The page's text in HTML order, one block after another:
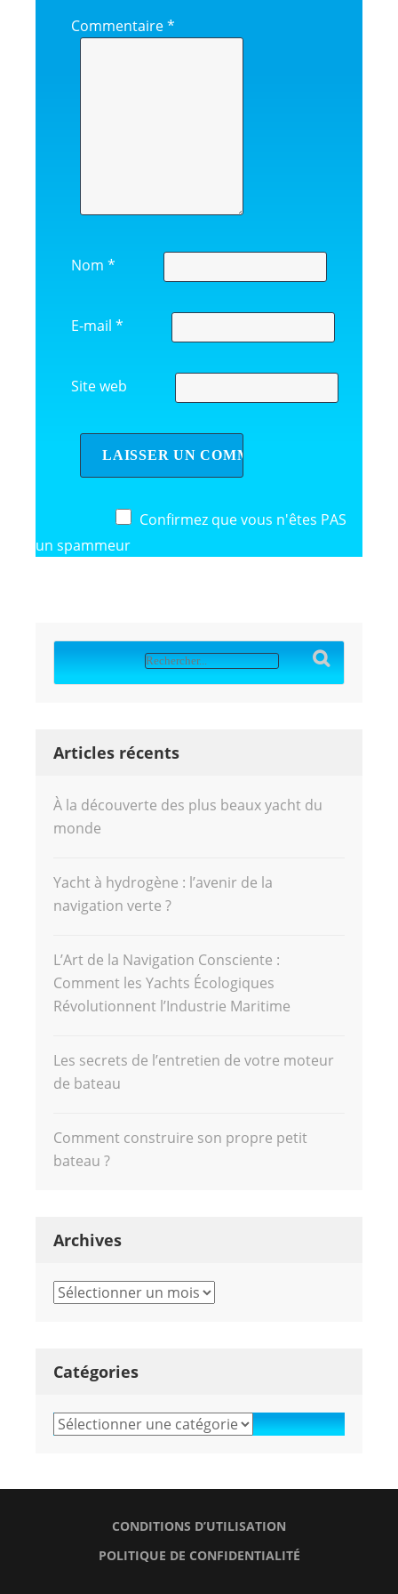
Commentaire*
Nom *
E-mail *
Site web
Confirmez que vous n'êtes PAS
un spammeur
Articles récents
À la découverte des plus beaux yacht du
monde
Yacht à hydrogène : l’avenir de la
navigation verte ?
L’Art de la Navigation Consciente :
Comment les Yachts Écologiques
Révolutionnent l’Industrie Maritime
Les secrets de l’entretien de votre moteur
de bateau
Comment construire son propre petit
bateau ?
Archives
Archives
Catégories
Catégories
CONDITIONS D’UTILISATION
POLITIQUE DE CONFIDENTIALITÉ